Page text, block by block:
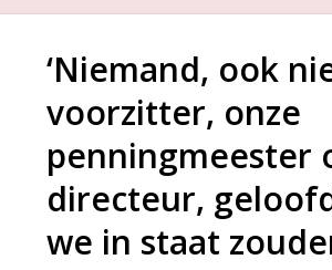
‘Niemand, ook
voorzitter, onze
penningmeester
directeur,
we in staat